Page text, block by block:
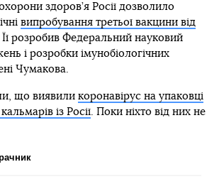
здоров’я Росії дозволило
випробування третьої вакцини від
Її розробив Федеральний науковий
і розробки імунобіологічних
Чумакова.
що виявили коронавірус на упаковці
із Росії. Поки ніхто від них не